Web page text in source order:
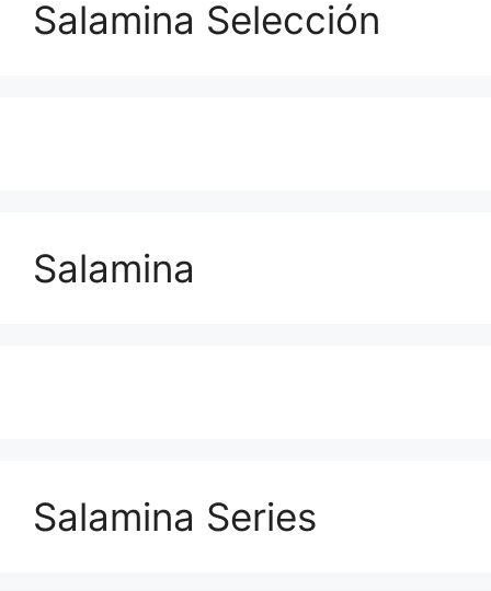
Salamina Selección
Salamina
Salamina Series